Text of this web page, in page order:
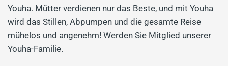
Youha. Mütter verdienen nur das Beste, und mit Youha
wird das Stillen, Abpumpen und die gesamte Reise
mühelos und angenehm! Werden Sie Mitglied unserer
Youha-Familie.